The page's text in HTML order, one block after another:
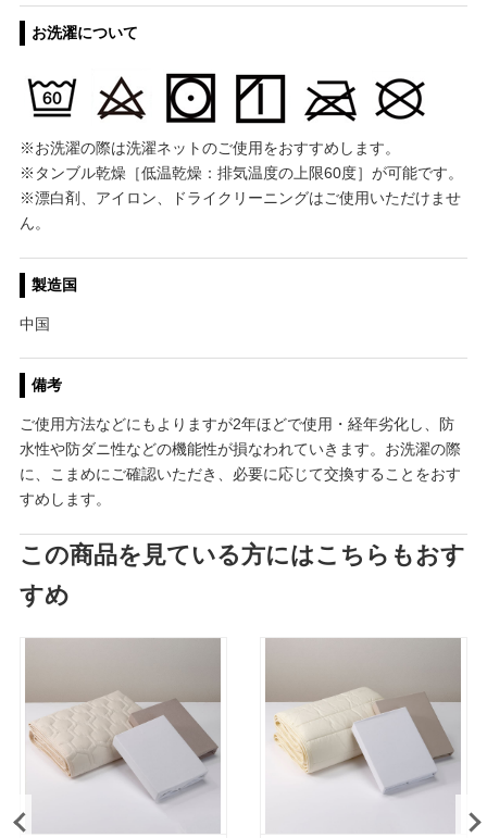
お洗濯について
※お洗濯の際は洗濯ネットのご使用をおすすめします。
※タンブル乾燥［低温乾燥：排気温度の上限60度］が可能です。
※漂白剤、アイロン、ドライクリーニングはご使用いただけませ
ん。
製造国
中国
備考
ご使用方法などにもよりますが2年ほどで使用・経年劣化し、防
水性や防ダニ性などの機能性が損なわれていきます。お洗濯の際
に、こまめにご確認いただき、必要に応じて交換することをおす
すめします。
この商品を見ている方にはこちらもおす
すめ